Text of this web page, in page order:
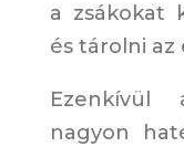
a zsákokat
és tárolni az
Ezenkívül
nagyon